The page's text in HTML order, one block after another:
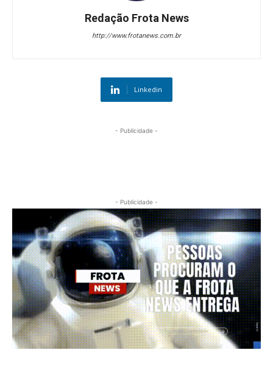
Redação Frota News
http://www.frotanews.com.br
Linkedin
- Publicidade -
- Publicidade -